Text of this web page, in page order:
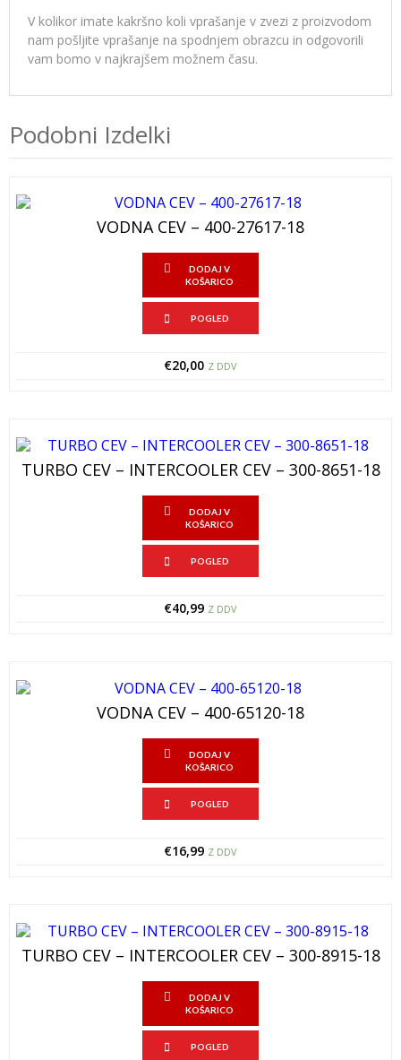
V kolikor imate kakršno koli vprašanje v zvezi z proizvodom
nam pošljite vprašanje na spodnjem obrazcu in odgovorili
vam bomo v najkrajšem možnem času.
Podobni Izdelki
VODNA CEV – 400-27617-18
DODAJ V
KOŠARICO
POGLED
€20,00 Z DDV
TURBO CEV – INTERCOOLER CEV – 300-8651-18
DODAJ V
KOŠARICO
POGLED
€40,99 Z DDV
VODNA CEV – 400-65120-18
DODAJ V
KOŠARICO
POGLED
€16,99 Z DDV
TURBO CEV – INTERCOOLER CEV – 300-8915-18
DODAJ V
KOŠARICO
POGLED